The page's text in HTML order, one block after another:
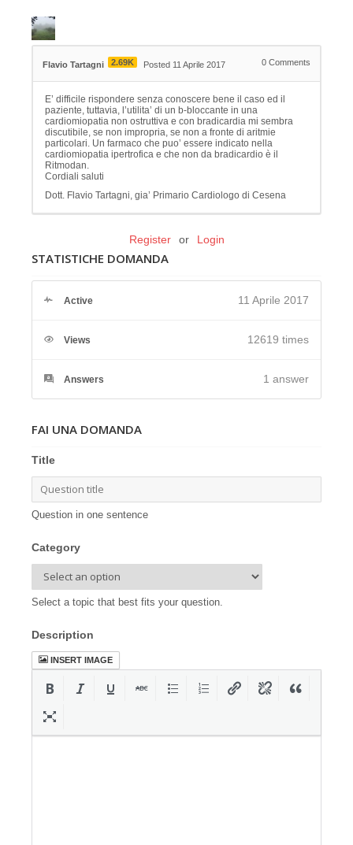
Flavio Tartagni 2.69K Posted 11 Aprile 2017 0 Comments
E’ difficile rispondere senza conoscere bene il caso ed il
paziente, tuttavia, l’utilita’ di un b-bloccante in una
cardiomiopatia non ostruttiva e con bradicardia mi sembra
discutibile, se non impropria, se non a fronte di aritmie
particolari. Un farmaco che puo’ essere indicato nella
cardiomiopatia ipertrofica e che non da bradicardio è il
Ritmodan.
Cordiali saluti
Dott. Flavio Tartagni, gia’ Primario Cardiologo di Cesena
Register or Login
STATISTICHE DOMANDA
Active 11 Aprile 2017
Views 12619 times
Answers 1 answer
FAI UNA DOMANDA
Title
Question in one sentence
Category
Select a topic that best fits your question.
Description
INSERT IMAGE